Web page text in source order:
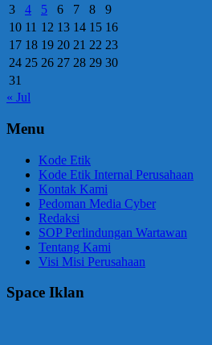
3
4 5 6 7 8
9
10 11 12 13 14 15 16
17 18 19 20 21 22 23
24 25 26 27 28 29 30
31
« Jul
Menu
Kode Etik
Kode Etik Internal Perusahaan
Kontak Kami
Pedoman Media Cyber
Redaksi
SOP Perlindungan Wartawan
Tentang Kami
Visi Misi Perusahaan
Space Iklan